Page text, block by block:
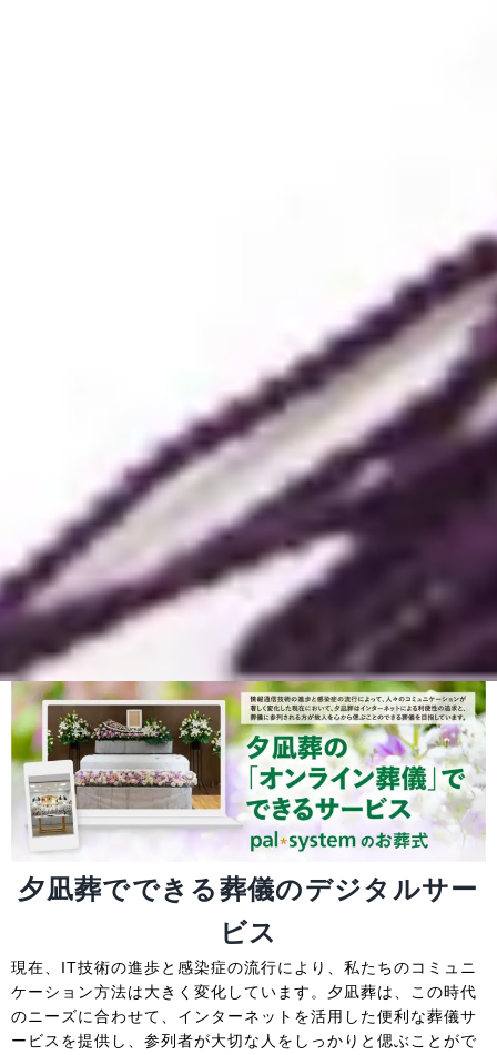
夕凪葬でできる葬儀のデジタルサー
ビス
現在、IT技術の進歩と感染症の流行により、私たちのコミュニ
ケーション方法は大きく変化しています。夕凪葬は、この時代
のニーズに合わせて、インターネットを活用した便利な葬儀サ
ービスを提供し、参列者が大切な人をしっかりと偲ぶことがで